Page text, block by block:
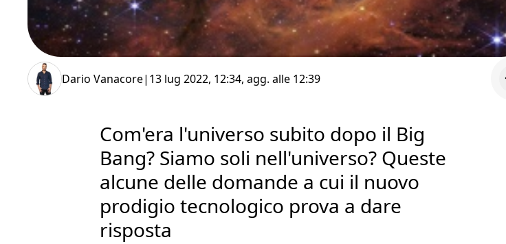
Dario Vanacore| 13 lug 2022, 12:34, agg. alle 12:39
Com'era l'universo subito dopo il Big
Bang? Siamo soli nell'universo? Queste
alcune delle domande a cui il nuovo
prodigio tecnologico prova a dare
risposta